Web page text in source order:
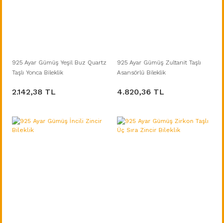
925 Ayar Gümüş Yeşil Buz Quartz
Taşlı Yonca Bileklik
2.142,38 TL
925 Ayar Gümüş Zultanit Taşlı
Asansörlü Bileklik
4.820,36 TL